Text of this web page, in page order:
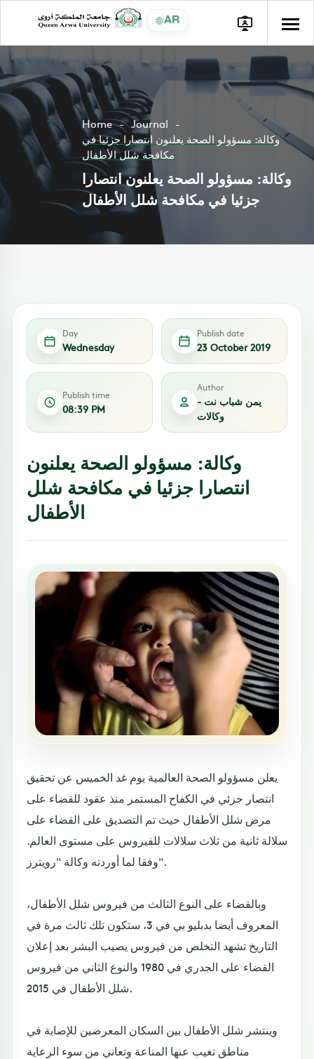
AR
Home
Journal
وكالة: مسؤولو الصحة يعلنون انتصارا جزئيا في
مكافحة شلل الأطفال
وكالة: مسؤولو الصحة يعلنون انتصارا
جزئيا في مكافحة شلل الأطفال
Day
Wednesday
Publish date
23 October 2019
Publish time
08:39 PM
Author
يمن شباب نت -
وكالات
وكالة: مسؤولو الصحة يعلنون
انتصارا جزئيا في مكافحة شلل
الأطفال
يعلن مسؤولو الصحة العالمية يوم غد الخميس عن تحقيق
انتصار جزئي في الكفاح المستمر منذ عقود للقضاء على
مرض شلل الأطفال حيث تم التصديق على القضاء على
سلالة ثانية من ثلاث سلالات للفيروس على مستوى العالم.
وفقا لما أوردته وكالة "رويترز".
وبالقضاء على النوع الثالث من فيروس شلل الأطفال،
المعروف أيضا بدبليو بي في 3، ستكون تلك ثالث مرة في
التاريخ تشهد التخلص من فيروس يصيب البشر بعد إعلان
القضاء على الجدري في 1980 والنوع الثاني من فيروس
شلل الأطفال في 2015.
وينتشر شلل الأطفال بين السكان المعرضين للإصابة في
مناطق تغيب عنها المناعة وتعاني من سوء الرعاية